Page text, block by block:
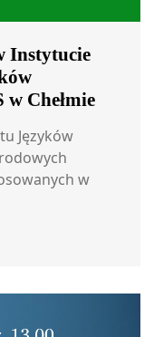
Instytucie
Chełmie
Języków
w